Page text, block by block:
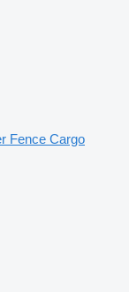
Fence Cargo